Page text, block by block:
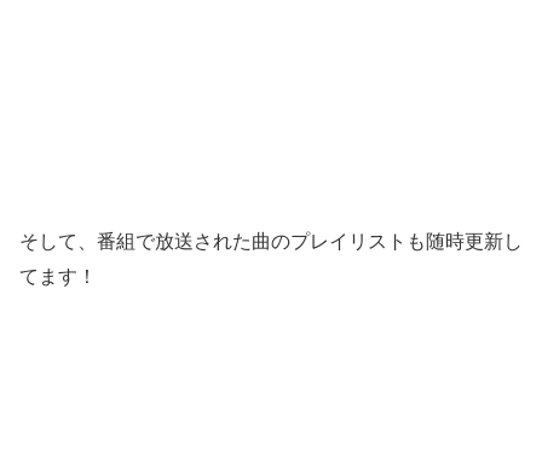
そして、番組で放送された曲のプレイリストも随時更新し
てます！